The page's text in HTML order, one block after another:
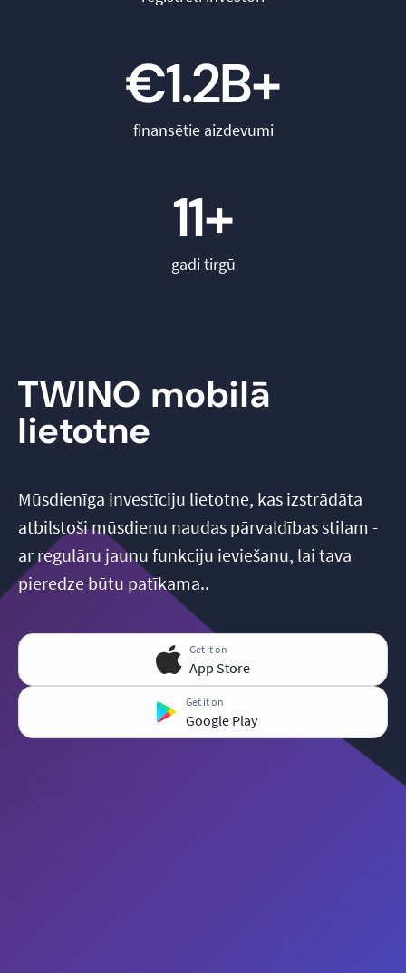
€1.2B+
finansētie aizdevumi
11+
gadi tirgū
TWINO mobilā
lietotne
Mūsdienīga investīciju lietotne, kas izstrādāta
atbilstoši mūsdienu naudas pārvaldības stilam -
ar regulāru jaunu funkciju ieviešanu, lai tava
pieredze būtu patīkama..
Get it on
App Store
Get it on
Google Play